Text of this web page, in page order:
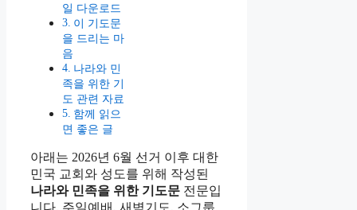
일 다운로드
이 기도문
을 드리는 마
음
나라와 민
족을 위한 기
도 관련 자료
함께 읽으
면 좋은 글
아래는 2026년 6월 선거 이후 대한
민국 교회와 성도를 위해 작성된
나라와 민족을 위한 기도문 전문입
니다. 주일예배, 새벽기도, 소그룹